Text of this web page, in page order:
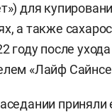
для
а также
году после
«Лайф